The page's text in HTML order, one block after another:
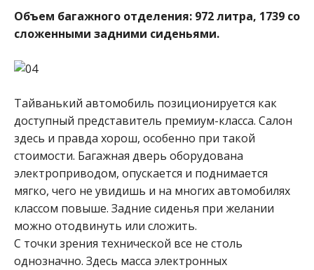
Объем багажного отделения: 972 литра, 1739 со
сложенными задними сиденьями.
Тайванький автомобиль позиционируется как
доступный представитель премиум-класса. Салон
здесь и правда хорош, особенно при такой
стоимости. Багажная дверь оборудована
электроприводом, опускается и поднимается
мягко, чего не увидишь и на многих автомобилях
классом повыше. Задние сиденья при желании
можно отодвинуть или сложить.
С точки зрения технической все не столь
однозначно. Здесь масса электронных